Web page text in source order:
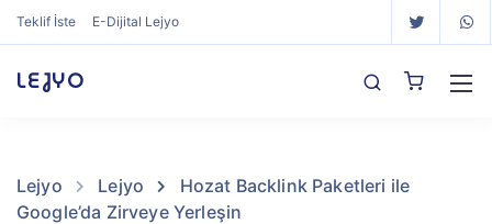
Teklif İste E-Dijital Lejyo
LEJYO
Lejyo Lejyo
Hozat Backlink Paketleri ile
Google’da Zirveye Yerleşin